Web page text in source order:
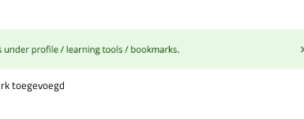
toegevoegd